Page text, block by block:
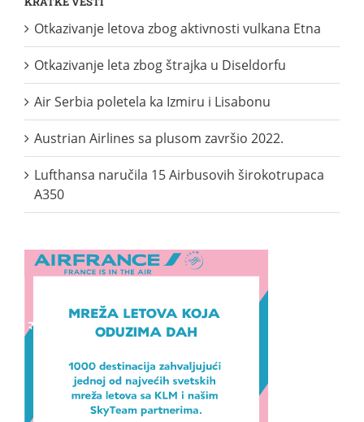
Otkazivanje letova zbog aktivnosti vulkana Etna
Otkazivanje leta zbog štrajka u Diseldorfu
Air Serbia poletela ka Izmiru i Lisabonu
Austrian Airlines sa plusom završio 2022.
Lufthansa naručila 15 Airbusovih širokotrupaca
A350